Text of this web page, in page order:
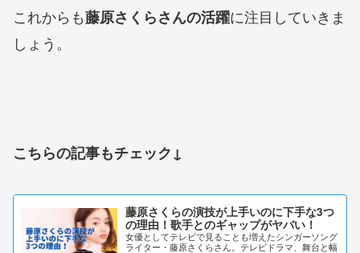
これからも藤原さくらさんの活躍に注目していきま
しょう。
こちらの記事もチェック↓
藤原さくらの演技が上手いのに下手な3つ
の理由！歌手とのギャップがヤバい！
女優としてテレビで見ることも増えたシンガーソング
ライター・藤原さくらさん。テレビドラマ、舞台と幅